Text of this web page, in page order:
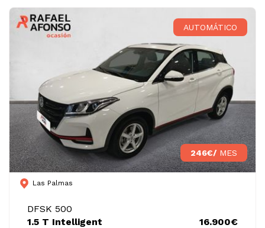
AUTOMÁTICO
246€/ MES
Las Palmas
DFSK 500
1.5 T Intelligent
16.900€